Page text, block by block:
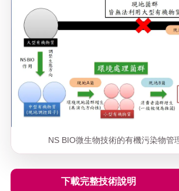
NS BIO微生物技術的有機污染物管
下載完整技術說明